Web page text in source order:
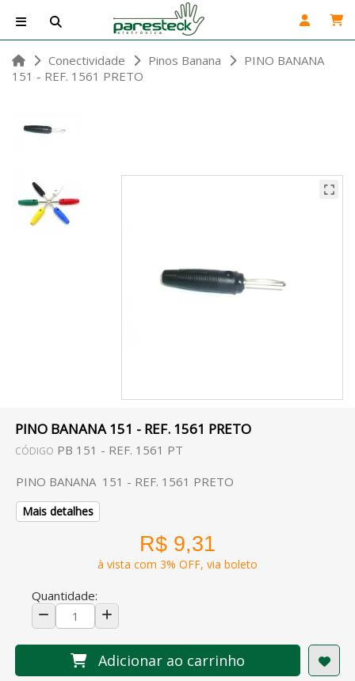
Conectividade Pinos Banana
PINO BANANA
151 - REF. 1561 PRETO
PINO BANANA 151 - REF. 1561 PRETO
CÓDIGO PB 151 - REF. 1561 PT
PINO BANANA 151 - REF. 1561 PRETO
Mais detalhes
R$ 9,31
à vista com 3% OFF, via boleto
Quantidade:
Adicionar ao carrinho